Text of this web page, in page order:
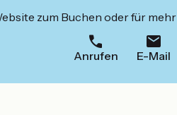
zum Buchen oder für
Anrufen E-Mail